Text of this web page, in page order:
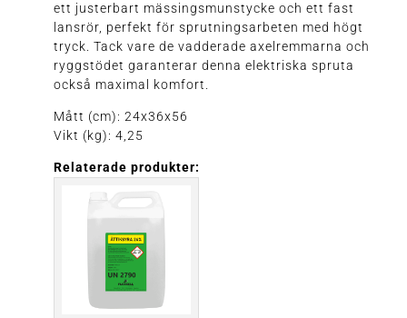
ett justerbart mässingsmunstycke och ett fast
lansrör, perfekt för sprutningsarbeten med högt
tryck. Tack vare de vadderade axelremmarna och
ryggstödet garanterar denna elektriska spruta
också maximal komfort.
Mått (cm): 24x36x56
Vikt (kg): 4,25
Relaterade produkter: